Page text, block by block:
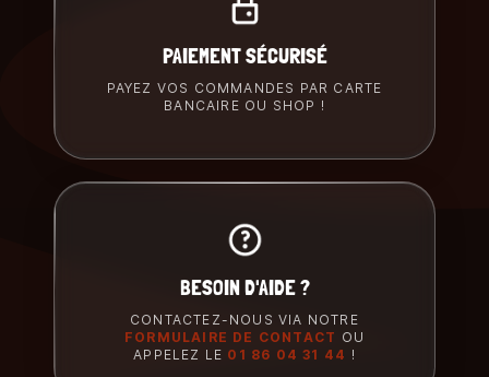
PAIEMENT SÉCURISÉ
PAYEZ VOS COMMANDES PAR CARTE
BANCAIRE OU SHOP !
BESOIN D'AIDE ?
CONTACTEZ-NOUS VIA NOTRE
FORMULAIRE DE CONTACT OU
APPELEZ LE 01 86 04 31 44 !